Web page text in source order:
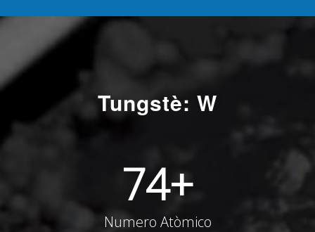
Tungstè: W
74+
Numero Atòmico